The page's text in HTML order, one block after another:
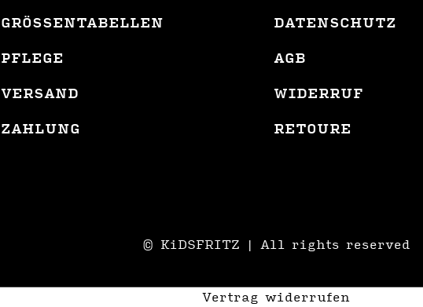
GRÖSSENTABELLEN
PFLEGE
VERSAND
ZAHLUNG
DATENSCHUTZ
AGB
WIDERRUF
RETOURE
© KiDSFRITZ | All rights reserved
Vertrag widerrufen